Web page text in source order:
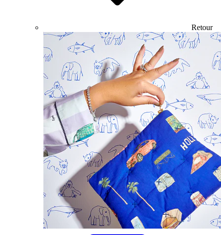
Retour